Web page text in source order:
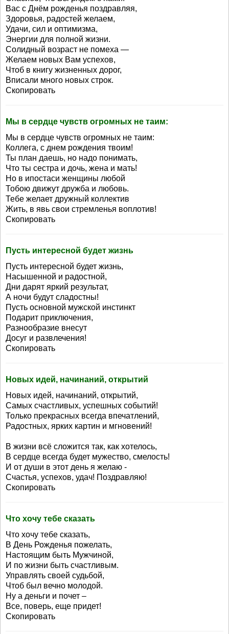
Вас с Днём рожденья поздравляя,
Здоровья, радостей желаем,
Удачи, сил и оптимизма,
Энергии для полной жизни.
Солидный возраст не помеха —
Желаем новых Вам успехов,
Чтоб в книгу жизненных дорог,
Вписали много новых строк.
Скопировать
Мы в сердце чувств огромных не таим:
Мы в сердце чувств огромных не таим:
Коллега, с днем рождения твоим!
Ты план даешь, но надо понимать,
Что ты сестра и дочь, жена и мать!
Но в ипостаси женщины любой
Тобою движут дружба и любовь.
Тебе желает дружный коллектив
Жить, в явь свои стремленья воплотив!
Скопировать
Пусть интересной будет жизнь
Пусть интересной будет жизнь,
Насышенной и радостной,
Дни дарят яркий результат,
А ночи будут сладостны!
Пусть основной мужской инстинкт
Подарит приключения,
Разнообразие внесут
Досуг и развлечения!
Скопировать
Новых идей, начинаний, открытий
Новых идей, начинаний, открытий,
Самых счастливых, успешных событий!
Только прекрасных всегда впечатлений,
Радостных, ярких картин и мгновений!
В жизни всё сложится так, как хотелось,
В сердце всегда будет мужество, смелость!
И от души в этот день я желаю -
Счастья, успехов, удач! Поздравляю!
Скопировать
Что хочу тебе сказать
Что хочу тебе сказать,
В День Рожденья пожелать,
Настоящим быть Мужчиной,
И по жизни быть счастливым.
Управлять своей судьбой,
Чтоб был вечно молодой.
Ну а деньги и почет –
Все, поверь, еще придет!
Скопировать